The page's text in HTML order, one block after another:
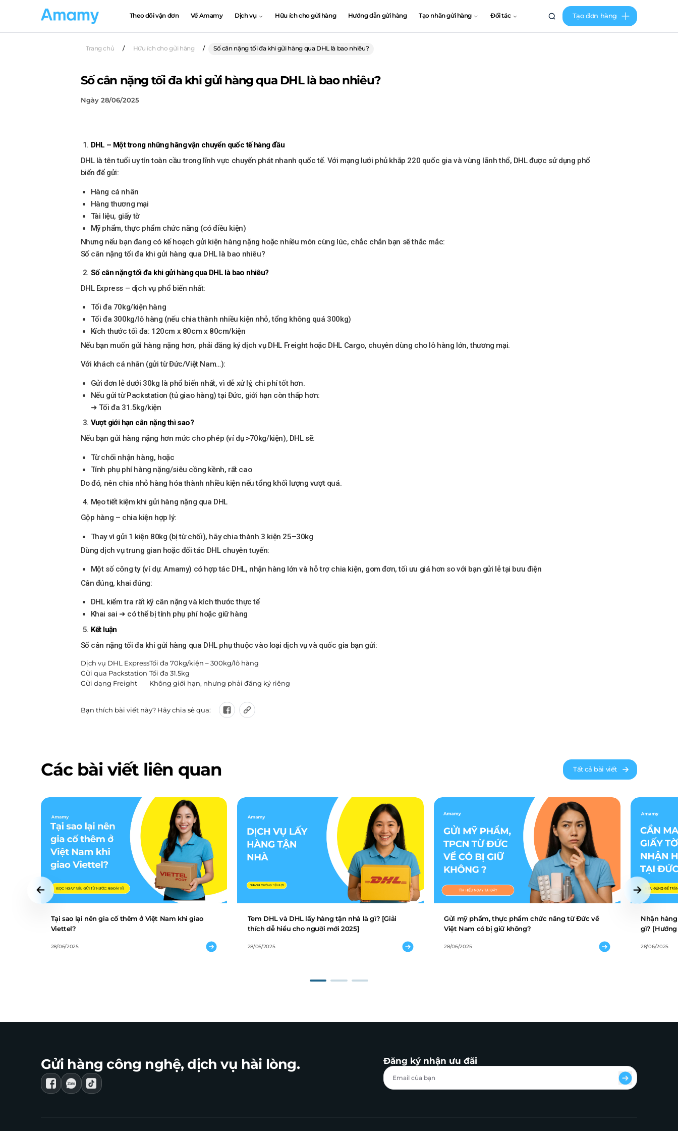
Theo dõi vận đơn Về Amamy Dịch vụ Hữu ích cho gửi hàng Hướng dẫn gửi hàng Tạo nhãn gửi hàng Đối tác Tạo đơn hàng
Trang chủ / Hữu ích cho gửi hàng / Số cân nặng tối đa khi gửi hàng qua DHL là bao nhiêu?
Số cân nặng tối đa khi gửi hàng qua DHL là bao nhiêu?
Ngày 28/06/2025
DHL – Một trong những hãng vận chuyển quốc tế hàng đầu
DHL là tên tuổi uy tín toàn cầu trong lĩnh vực chuyển phát nhanh quốc tế. Với mạng lưới phủ khắp 220 quốc gia và vùng lãnh thổ, DHL được sử dụng phổ
biến để gửi:
Hàng cá nhân
Hàng thương mại
Tài liệu, giấy tờ
Mỹ phẩm, thực phẩm chức năng (có điều kiện)
Nhưng nếu bạn đang có kế hoạch gửi kiện hàng nặng hoặc nhiều món cùng lúc, chắc chắn bạn sẽ thắc mắc:
Số cân nặng tối đa khi gửi hàng qua DHL là bao nhiêu?
Số cân nặng tối đa khi gửi hàng qua DHL là bao nhiêu?
DHL Express – dịch vụ phổ biến nhất:
Tối đa 70kg/kiện hàng
Tối đa 300kg/lô hàng (nếu chia thành nhiều kiện nhỏ, tổng không quá 300kg)
Kích thước tối đa: 120cm x 80cm x 80cm/kiện
Nếu bạn muốn gửi hàng nặng hơn, phải đăng ký dịch vụ DHL Freight hoặc DHL Cargo, chuyên dùng cho lô hàng lớn, thương mại.
Với khách cá nhân (gửi từ Đức/Việt Nam…):
Gửi đơn lẻ dưới 30kg là phổ biến nhất, vì dễ xử lý, chi phí tốt hơn.
Nếu gửi từ Packstation (tủ giao hàng) tại Đức, giới hạn còn thấp hơn:
➜ Tối đa 31.5kg/kiện
Vượt giới hạn cân nặng thì sao?
Nếu bạn gửi hàng nặng hơn mức cho phép (ví dụ >70kg/kiện), DHL sẽ:
Từ chối nhận hàng, hoặc
Tính phụ phí hàng nặng/siêu cồng kềnh, rất cao
Do đó, nên chia nhỏ hàng hóa thành nhiều kiện nếu tổng khối lượng vượt quá.
Mẹo tiết kiệm khi gửi hàng nặng qua DHL
Gộp hàng – chia kiện hợp lý:
Thay vì gửi 1 kiện 80kg (bị từ chối), hãy chia thành 3 kiện 25–30kg
Dùng dịch vụ trung gian hoặc đối tác DHL chuyên tuyến:
Một số công ty (ví dụ: Amamy) có hợp tác DHL, nhận hàng lớn và hỗ trợ chia kiện, gom đơn, tối ưu giá hơn so với bạn gửi lẻ tại bưu điện
Cân đúng, khai đúng:
DHL kiểm tra rất kỹ cân nặng và kích thước thực tế
Khai sai ➜ có thể bị tính phụ phí hoặc giữ hàng
Kết luận
Số cân nặng tối đa khi gửi hàng qua DHL phụ thuộc vào loại dịch vụ và quốc gia bạn gửi:
Dịch vụ DHL ExpressTối đa 70kg/kiện – 300kg/lô hàng
Gửi qua Packstation Tối đa 31.5kg
Gửi dạng Freight
Không giới hạn, nhưng phải đăng ký riêng
Bạn thích bài viết này? Hãy chia sẻ qua:
Các bài viết liên quan Tất cả bài viết
Tại sao lại nên gia cố thêm ở Việt Nam khi giao
Viettel?
28/06/2025
Tem DHL và DHL lấy hàng tận nhà là gì? [Giải
thích dễ hiểu cho người mới 2025]
28/06/2025
Gửi mỹ phẩm, thực phẩm chức năng từ Đức về
Việt Nam có bị giữ không?
28/06/2025
Nhận
gì?
28/06/2025
Gửi hàng công nghệ, dịch vụ hài lòng. Đăng ký nhận ưu đãi